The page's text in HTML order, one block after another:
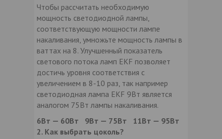
Чтобы рассчитать необходимую
мощность светодиодной лампы,
соответствующую мощности лампе
накаливания, умножьте мощность лампы в
ваттах на 8. Улучшенный показатель
светового потока ламп EKF позволяет
достичь уровня соответствия с
увеличением в 8-10 раз, так например
светодиодная лампа EKF 9Вт является
аналогом 75Вт лампы накаливания.
6Вт — 60Вт 9Вт — 75Вт 11Вт — 95Вт
2. Как выбрать цоколь?